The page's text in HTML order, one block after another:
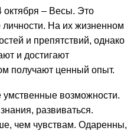
октября – Весы. Это
На их жизненном
и препятствий, однако
и достигают
получают ценный опыт.
возможности.
развиваться.
чем чувствам. Одаренны,